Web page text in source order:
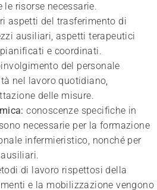
risorse necessarie.
aspetti del trasferimento di
ausiliari, aspetti terapeutici
e coordinati.
del personale
nel lavoro quotidiano,
delle misure.
conoscenze specifiche in
necessarie per la formazione
infermieristico, nonché per
di lavoro rispettosi della
e la mobilizzazione vengono